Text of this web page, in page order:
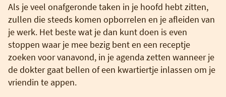
Als je veel onafgeronde taken in je hoofd hebt zitten,
zullen die steeds komen opborrelen en je afleiden van
je werk. Het beste wat je dan kunt doen is even
stoppen waar je mee bezig bent en een receptje
zoeken voor vanavond, in je agenda zetten wanneer je
de dokter gaat bellen of een kwartiertje inlassen om je
vriendin te appen.